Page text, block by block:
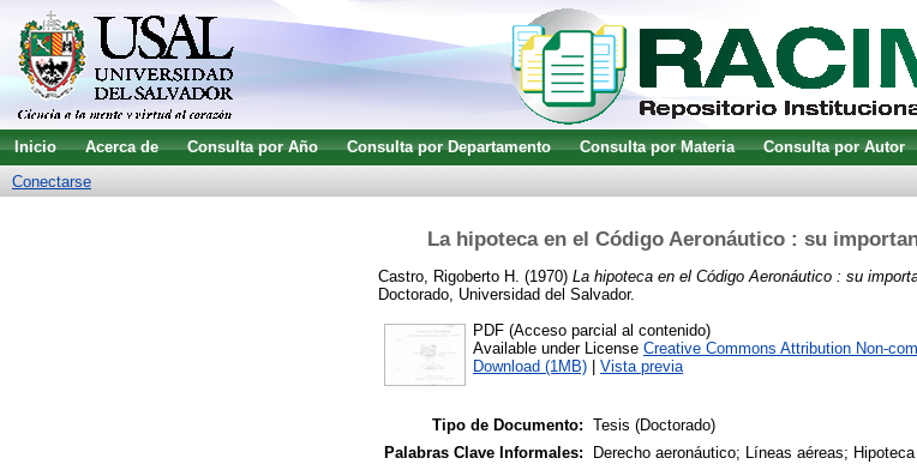
Inicio Acerca de Consulta por Año Consulta por Departamento Consulta por Materia Consulta por Autor
Conectarse
La hipoteca en el Código Aeronáutico : su
Castro, Rigoberto H. (1970) La hipoteca en el Código Aeronáutico : su
Doctorado, Universidad del Salvador.
PDF (Acceso parcial al contenido)
Available under License Creative Commons Attribution Non-
Download (1MB)
Vista previa
Tipo de Documento: Tesis (Doctorado)
Palabras Clave Informales:
Derecho aeronáutico; Líneas aéreas; Hipoteca